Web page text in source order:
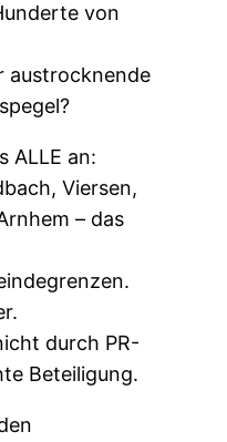
von
austrocknende
ALLE an:
Viersen,
– das
durch PR-
Beteiligung.